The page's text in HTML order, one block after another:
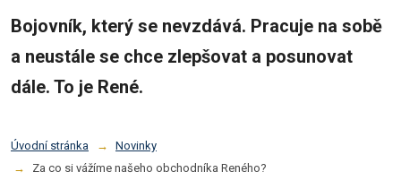
Bojovník, který se nevzdává. Pracuje na sobě
a neustále se chce zlepšovat a posunovat
dále. To je René.
Úvodní stránka
Novinky
Za co si vážíme našeho obchodníka Reného?